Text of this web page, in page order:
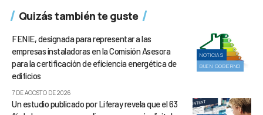
Quizás también te guste
NOTICIAS
BUEN GOBIERNO
FENIE, designada para representar a las
empresas instaladoras en la Comisión Asesora
para la certificación de eficiencia energética de
edificios
7 DE AGOSTO DE 2026
Un estudio publicado por Liferay revela que el 63